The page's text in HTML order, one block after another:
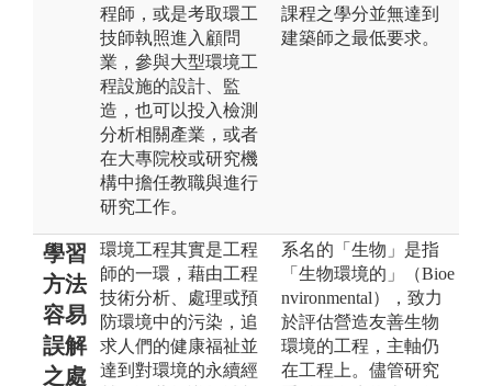
程師，或是考取環工
技師執照進入顧問
業，參與大型環境工
程設施的設計、監
造，也可以投入檢測
分析相關產業，或者
在大專院校或研究機
構中擔任教職與進行
研究工作。
課程之學分並無達到
建築師之最低要求。
學習
方法
容易
誤解
之處
環境工程其實是工程
師的一環，藉由工程
技術分析、處理或預
防環境中的污染，追
求人們的健康福祉並
達到對環境的永續經
系名的「生物」是指
「生物環境的」（Bioe
nvironmental），致力
於評估營造友善生物
環境的工程，主軸仍
在工程上。儘管研究